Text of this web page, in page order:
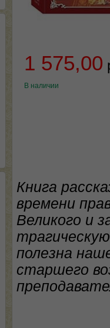
1 575,00
В наличии
Книга
времени
Великого и
полезна
старшего